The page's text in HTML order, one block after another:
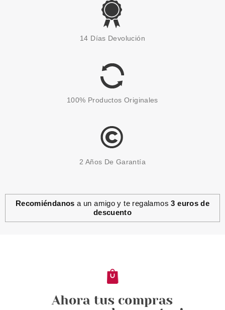
SISLEY
MAQUILLAJE ANTIEDAD 4R
80.55€
SISLEY
25.50€
14 Días Devolución
100% Productos Originales
2 Años De Garantía
Recomiéndanos a un amigo y te regalamos3 euros de
descuento